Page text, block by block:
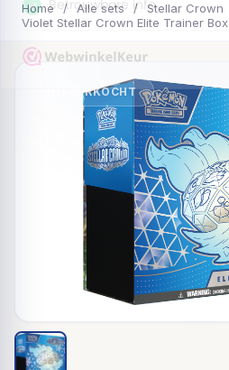
Home / Alle sets / Stellar Crown
Violet Stellar Crown Elite Trainer Box
UITVERKOCHT